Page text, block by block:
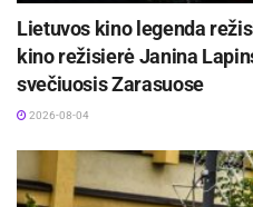
Lietuvos kino legenda
kino režisierė Janina
svečiuosis Zarasuose
2026-08-04